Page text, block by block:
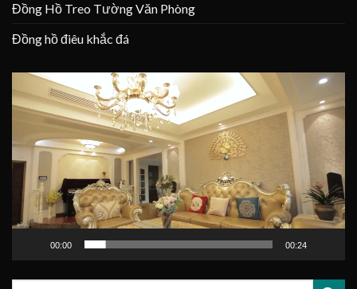
Đồng Hồ Treo Tường Văn Phòng
Đồng hồ điêu khắc đá
chơi
00:00 00:24